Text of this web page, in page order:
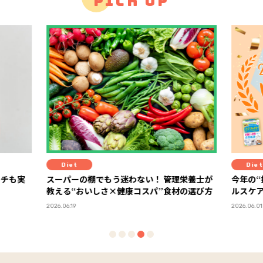
士が
Diet
今年の“推しヘルスケア”が決定！ 「FYTTEヘ
ルスケア大賞2026」ランキング発表
2026.06.01
１杯で
化した
ーアル